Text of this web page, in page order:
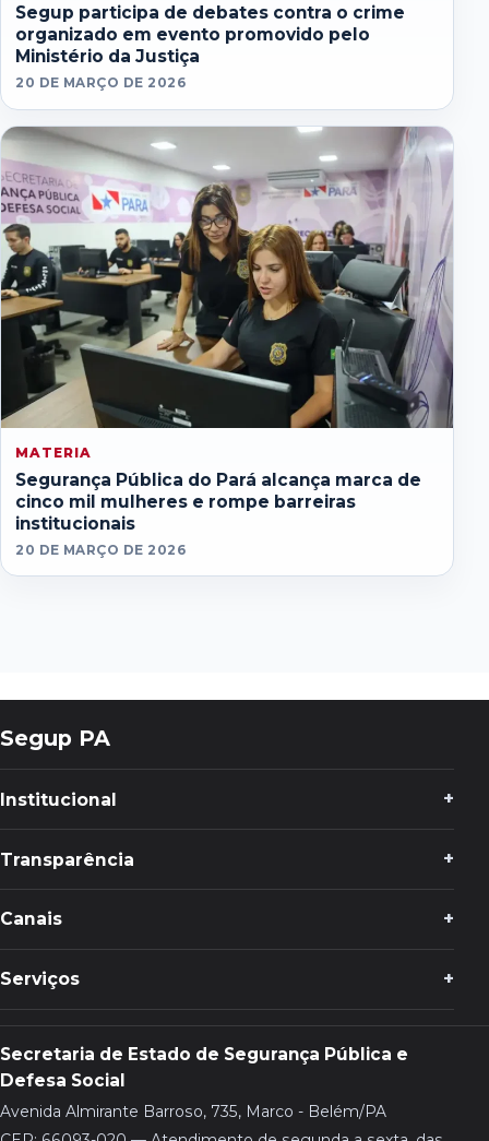
Segup participa de debates contra o crime
organizado em evento promovido pelo
Ministério da Justiça
20 DE MARÇO DE 2026
MATERIA
Segurança Pública do Pará alcança marca de
cinco mil mulheres e rompe barreiras
institucionais
20 DE MARÇO DE 2026
Segup PA
Institucional
Transparência
Canais
Serviços
Secretaria de Estado de Segurança Pública e
Defesa Social
Avenida Almirante Barroso, 735, Marco - Belém/PA